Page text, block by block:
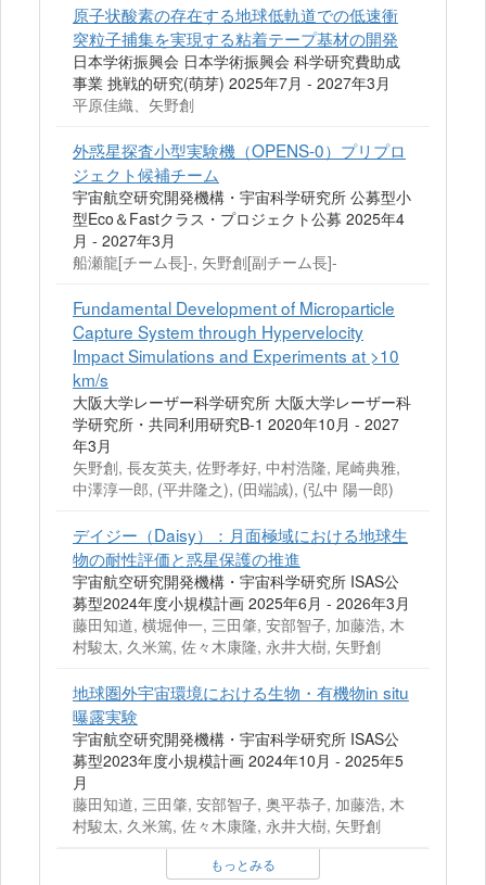
原子状酸素の存在する地球低軌道での低速衝
突粒子捕集を実現する粘着テープ基材の開発
日本学術振興会 日本学術振興会 科学研究費助成
事業 挑戦的研究(萌芽) 2025年7月 - 2027年3月
平原佳織、矢野創
外惑星探査小型実験機（OPENS-0）プリプロ
ジェクト候補チーム
宇宙航空研究開発機構・宇宙科学研究所 公募型小
型Eco＆Fastクラス・プロジェクト公募 2025年4
月 - 2027年3月
船瀬龍[チーム長]-, 矢野創[副チーム長]-
Fundamental Development of Microparticle
Capture System through Hypervelocity
Impact Simulations and Experiments at >10
km/s
大阪大学レーザー科学研究所 大阪大学レーザー科
学研究所・共同利用研究B-1 2020年10月 - 2027
年3月
矢野創, 長友英夫, 佐野孝好, 中村浩隆, 尾崎典雅,
中澤淳一郎, (平井隆之), (田端誠), (弘中 陽一郎)
デイジー（Daisy）：月面極域における地球生
物の耐性評価と惑星保護の推進
宇宙航空研究開発機構・宇宙科学研究所 ISAS公
募型2024年度小規模計画 2025年6月 - 2026年3月
藤田知道, 横堀伸一, 三田肇, 安部智子, 加藤浩, 木
村駿太, 久米篤, 佐々木康隆, 永井大樹, 矢野創
地球圏外宇宙環境における生物・有機物in situ
曝露実験
宇宙航空研究開発機構・宇宙科学研究所 ISAS公
募型2023年度小規模計画 2024年10月 - 2025年5
月
藤田知道, 三田肇, 安部智子, 奥平恭子, 加藤浩, 木
村駿太, 久米篤, 佐々木康隆, 永井大樹, 矢野創
もっとみる